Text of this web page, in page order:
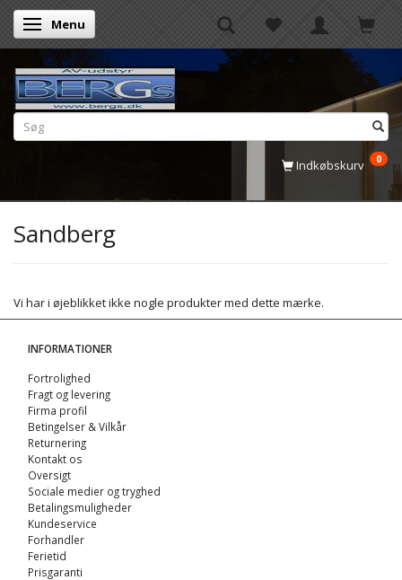
Skifte navigation
Menu
Indkøbskurv 0
Sandberg
Vi har i øjeblikket ikke nogle produkter med dette mærke.
INFORMATIONER
Fortrolighed
Fragt og levering
Firma profil
Betingelser & Vilkår
Returnering
Kontakt os
Oversigt
Sociale medier og tryghed
Betalingsmuligheder
Kundeservice
Forhandler
Ferietid
Prisgaranti